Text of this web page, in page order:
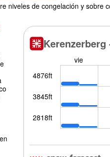
niveles de congelación y sobre